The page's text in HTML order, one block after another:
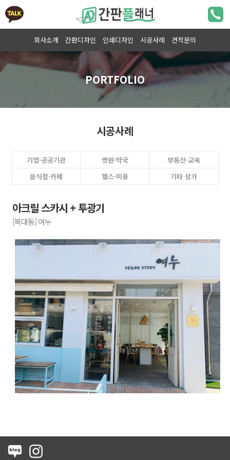
회사소개 간판디자인 인쇄디자인 시공사례 견적문의
시공사례
기업·공공기관 병원·약국
부동산·교육
음식점·카페
헬스·미용 기타 상가
아크릴 스카시 + 투광기
[복대동] 여누